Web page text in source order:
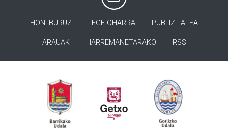
HONI BURUZ LEGE OHARRA PUBLIZITATEA
ARAUAK HARREMANETARAKO RSS